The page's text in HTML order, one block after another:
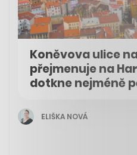
Koněvova ulice
přejmenuje na
dotkne nejméně
ELIŠKA NOVÁ